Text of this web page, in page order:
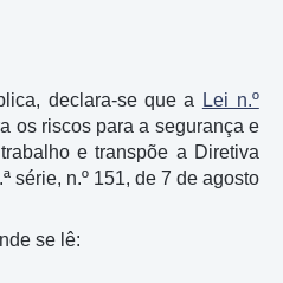
declara-se que a
Lei n.º
os riscos para a segurança e
e transpõe a Diretiva
série, n.º 151, de 7 de agosto
se lê: